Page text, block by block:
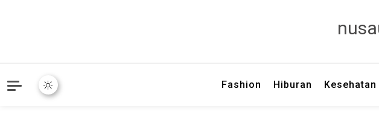
Fashion Hiburan Kesehatan